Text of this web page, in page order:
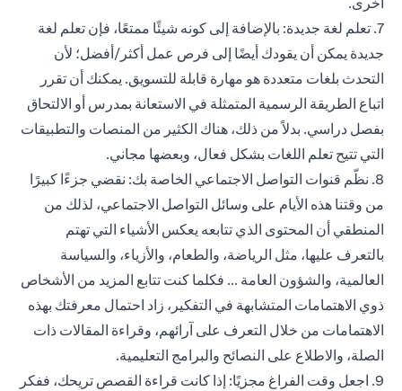
7. تعلم لغة جديدة: بالإضافة إلى كونه شيئًا ممتعًا، فإن تعلم لغة
جديدة يمكن أن يقودك أيضًا إلى فرص عمل أكثر/أفضل؛ لأن
التحدث بلغات متعددة هو مهارة قابلة للتسويق. يمكنك أن تقرر
اتباع الطريقة الرسمية المتمثلة في الاستعانة بمدرس أو الالتحاق
بفصل دراسي. بدلاً من ذلك، هناك الكثير من المنصات والتطبيقات
التي تتيح تعلم اللغات بشكل فعال، وبعضها مجاني.
8. نظّم قنوات التواصل الاجتماعي الخاصة بك: نقضي جزءًا كبيرًا
من وقتنا هذه الأيام على وسائل التواصل الاجتماعي، لذلك من
المنطقي أن المحتوى الذي تتابعه يعكس الأشياء التي تهتم
بالتعرف عليها، مثل الرياضة، والطعام، والأزياء، والسياسة
العالمية، والشؤون العامة ... فكلما كنت تتابع المزيد من الأشخاص
ذوي الاهتمامات المتشابهة في التفكير، زاد احتمال معرفتك بهذه
الاهتمامات من خلال التعرف على آرائهم، وقراءة المقالات ذات
الصلة، والاطلاع على النصائح والبرامج التعليمية.
9. اجعل وقت الفراغ مجزيًا: إذا كانت قراءة القصص تريحك، ففكر